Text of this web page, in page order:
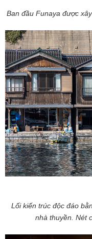
Ban đầu Funaya được
Lối kiến trúc độc đáo
nhà thuyền. Nét